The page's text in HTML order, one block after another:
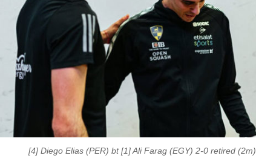
[4] Diego Elias (PER) bt [1] Ali Farag (EGY) 2-0 retired (2m)